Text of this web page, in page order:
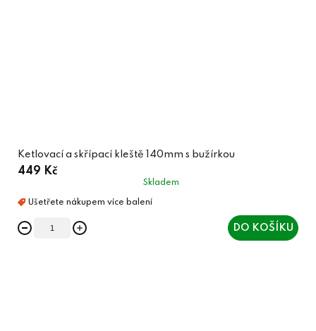
Ketlovací a skřípací kleště 140mm s bužírkou
449 Kč
Skladem
DO KOŠÍKU